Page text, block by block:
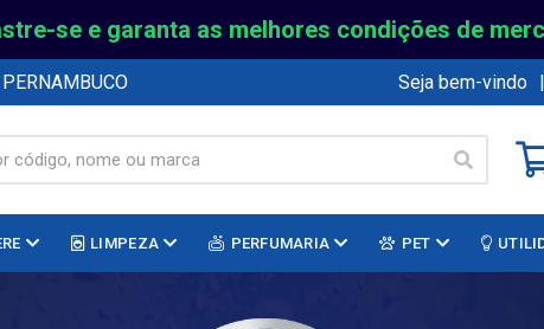
se e garanta as melhores condições de
Seja bem-vindo |
LIMPEZA PERFUMARIA PET